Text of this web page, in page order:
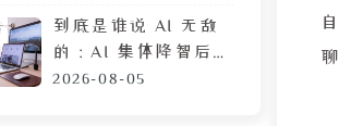
到底是谁说 AI 无敌
的：AI 集体降智后，
DeepSeek 让我彻底
2026-08-05